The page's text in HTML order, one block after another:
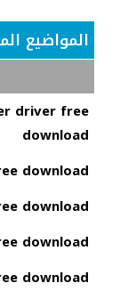
المواضيع
driver free
download
download
download
download
download